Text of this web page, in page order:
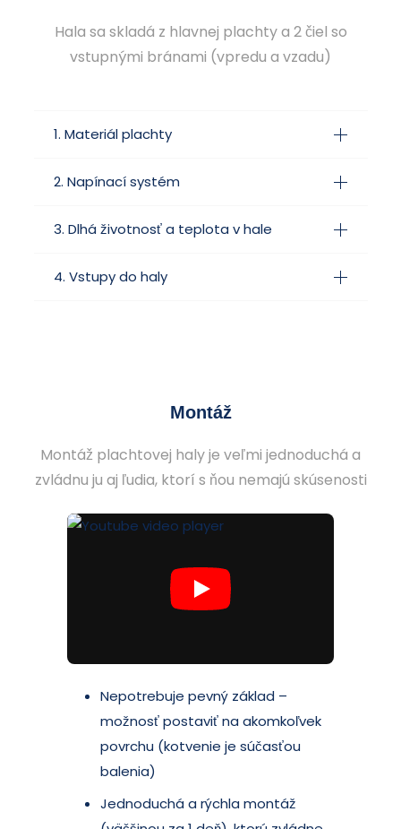
Hala sa skladá z hlavnej plachty a 2 čiel so
vstupnými bránami (vpredu a vzadu)
1. Materiál plachty
2. Napínací systém
3. Dlhá životnosť a teplota v hale
4. Vstupy do haly
Montáž
Montáž plachtovej haly je veľmi jednoduchá a
zvládnu ju aj ľudia, ktorí s ňou nemajú skúsenosti
Nepotrebuje pevný základ –
možnosť postaviť na akomkoľvek
povrchu (kotvenie je súčasťou
balenia)
Jednoduchá a rýchla montáž